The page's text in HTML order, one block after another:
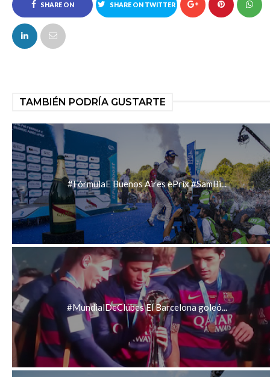
SHARE ON
FACEBOOK
SHARE ON TWITTER
TAMBIÉN PODRÍA GUSTARTE
#FórmulaE Buenos Aires ePrix #SamBi...
#MundialDeClubes El Barcelona goleó...